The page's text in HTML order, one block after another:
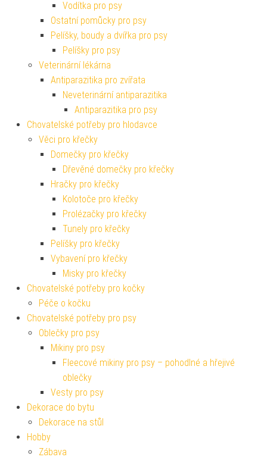
Vodítka pro psy
Ostatní pomůcky pro psy
Pelíšky, boudy a dvířka pro psy
Pelíšky pro psy
Veterinární lékárna
Antiparazitika pro zvířata
Neveterinární antiparazitika
Antiparazitika pro psy
Chovatelské potřeby pro hlodavce
Věci pro křečky
Domečky pro křečky
Dřevěné domečky pro křečky
Hračky pro křečky
Kolotoče pro křečky
Prolézačky pro křečky
Tunely pro křečky
Pelíšky pro křečky
Vybavení pro křečky
Misky pro křečky
Chovatelské potřeby pro kočky
Péče o kočku
Chovatelské potřeby pro psy
Oblečky pro psy
Mikiny pro psy
Fleecové mikiny pro psy – pohodlné a hřejivé
oblečky
Vesty pro psy
Dekorace do bytu
Dekorace na stůl
Hobby
Zábava